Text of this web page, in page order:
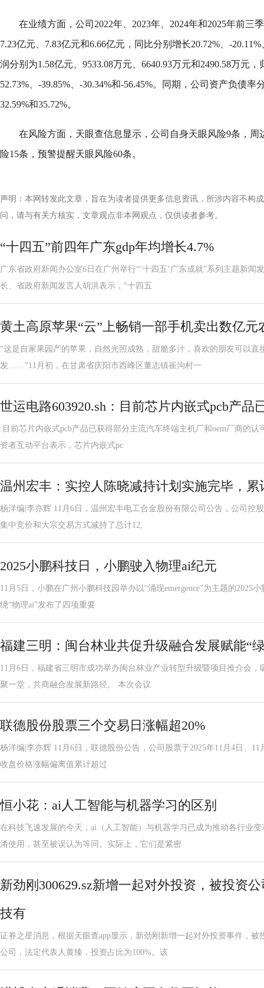
在业绩方面，公司2022年、2023年、2024年和2025年前三
7.23亿元、7.83亿元和6.66亿元，同比分别增长20.72%、-
润分别为1.58亿元、9533.08万元、6640.93万元和2490.58万元
52.73%、-39.85%、-30.34%和-56.45%。同期，公司资产负债率
32.59%和35.72%。
在风险方面，天眼查信息显示，公司自身天眼风险9条，周
险15条，预警提醒天眼风险60条。
声明：本网转发此文章，旨在为读者提供更多信息资讯，所涉内容不构
问，请与有关方核实，文章观点非本网观点，仅供读者参考。
“十四五”前四年广东gdp年均增长4.7%
广东省政府新闻办公室6日在广州举行“‘十四五’广东成就”系列主题新闻
长、省政府新闻发言人胡洪表示，“十四五
黄土高原苹果“云”上畅销一部手机卖出数亿元
“这是自家果园产的苹果，自然光照成熟，甜脆多汁，喜欢的朋友可以直
发……”11月初，在甘肃省庆阳市西峰区董志镇崔沟村一
世运电路603920.sh：目前芯片内嵌式pcb产品
:目前芯片内嵌式pcb产品已获得部分主流汽车终端主机厂和oem厂商的
资者互动平台表示，芯片内嵌式pc
温州宏丰：实控人陈晓减持计划实施完毕，累
杨洋编|李亦辉 11月6日，温州宏丰电工合金股份有限公司公告，公司控
集中竞价和大宗交易方式减持了总计12,
2025小鹏科技日，小鹏驶入物理ai纪元
11月5日，小鹏在广州小鹏科技园举办以“涌现emergence”为主题的2025
绕“物理ai”发布了四项重要
福建三明：闽台林业共促升级融合发展赋能“
11月6日，福建省三明市成功举办闽台林业产业转型升级暨项目推介会，
聚一堂，共商融合发展新路径。 本次会议
联德股份股票三个交易日涨幅超20%
杨洋编|李亦辉 11月6日，联德股份公告，公司股票于2025年11月4日、
收盘价格涨幅偏离值累计超过
恒小花：ai人工智能与机器学习的区别
在科技飞速发展的今天，ai（人工智能）与机器学习已成为推动各行业
淆使用，甚至被误认为等同。实际上，它们是紧密
新劲刚300629.sz新增一起对外投资，被投资
技有
证券之星消息，根据天眼查app显示，新劲刚新增一起对外投资事件，
公司，法定代表人黄臻，投资占比为100%。该